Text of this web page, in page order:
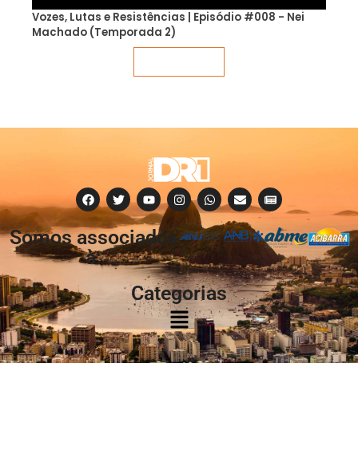
Vozes, Lutas e Resistências | Episódio #008 - Nei
Machado (Temporada 2)
Somos associados
à:
Categorias